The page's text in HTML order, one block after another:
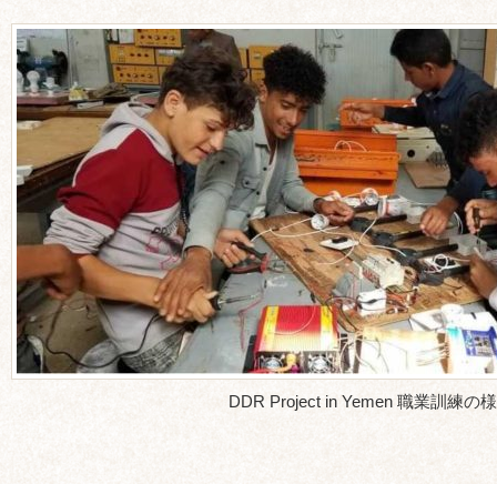
DDR Project in Yemen 職業訓練の